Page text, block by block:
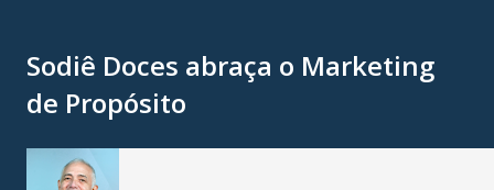
Sodiê Doces abraça o Marketing
de Propósito